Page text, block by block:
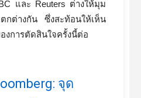
และ Reuters ต่างให้มุม
ตกต่างกัน ซึ่งสะท้อนให้เห็น
งการตัดสินใจครั้งนี้ต่อ
จุด